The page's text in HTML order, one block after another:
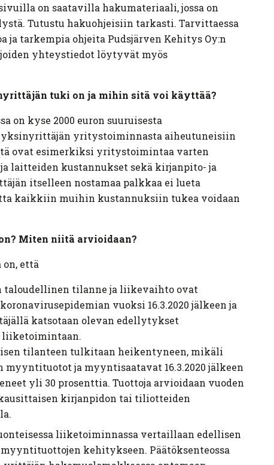
on saatavilla hakumateriaali, jossa on
Tutustu hakuohjeisiin tarkasti. Tarvittaessa
ja tarkempia ohjeita Pudsjärven Kehitys Oy:n
yhteystiedot löytyvät myös
tuki on ja mihin sitä voi käyttää?
on kyse 2000 euron suuruisesta
yksinyrittäjän yritystoiminnasta aiheutuneisiin
ovat esimerkiksi yritystoimintaa varten
laitteiden kustannukset sekä kirjanpito- ja
itselleen nostamaa palkkaa ei lueta
kaikkiin muihin kustannuksiin tukea voidaan
Miten niitä arvioidaan?
että
taloudellinen tilanne ja liikevaihto ovat
vuoksi 16.3.2020 jälkeen ja
katsotaan olevan edellytykset
liiketoimintaan.
tilanteen tulkitaan heikentyneen, mikäli
ja myyntisaatavat 16.3.2020 jälkeen
yli 30 prosenttia. Tuottoja arvioidaan vuoden
kirjanpidon tai tiliotteiden
liiketoiminnassa vertaillaan edellisen
kehitykseen. Päätöksenteossa